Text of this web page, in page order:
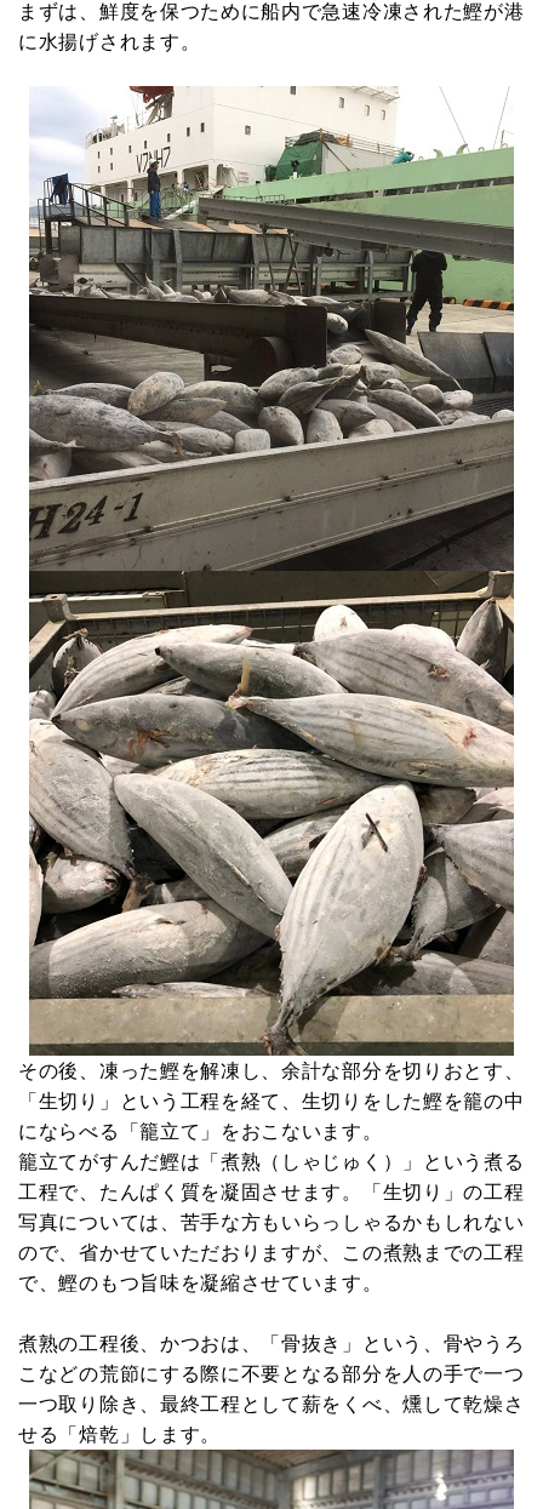
まずは、鮮度を保つために船内で急速冷凍された鰹が港
に水揚げされます。
その後、凍った鰹を解凍し、余計な部分を切りおとす、
「生切り」という工程を経て、生切りをした鰹を籠の中
にならべる「籠立て」をおこないます。
籠立てがすんだ鰹は「煮熟（しゃじゅく）」という煮る
工程で、たんぱく質を凝固させます。「生切り」の工程
写真については、苦手な方もいらっしゃるかもしれない
ので、省かせていただおりますが、この煮熟までの工程
で、鰹のもつ旨味を凝縮させています。
煮熟の工程後、かつおは、「骨抜き」という、骨やうろ
こなどの荒節にする際に不要となる部分を人の手で一つ
一つ取り除き、最終工程として薪をくべ、燻して乾燥さ
せる「焙乾」します。